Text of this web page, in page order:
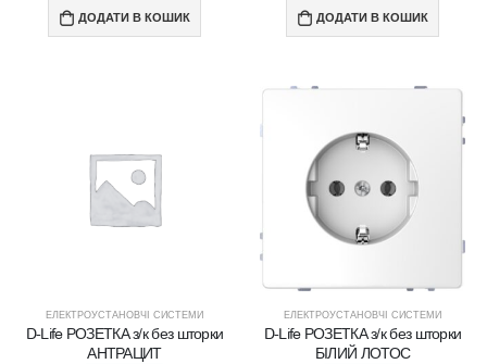
ДОДАТИ В КОШИК ДОДАТИ В КОШИК
ЕЛЕКТРОУСТАНОВЧІ СИСТЕМИ
D-Life РОЗЕТКА з/к без шторки
АНТРАЦИТ
ЕЛЕКТРОУСТАНОВЧІ СИСТЕМИ
D-Life РОЗЕТКА з/к без шторки
БІЛИЙ ЛОТОС